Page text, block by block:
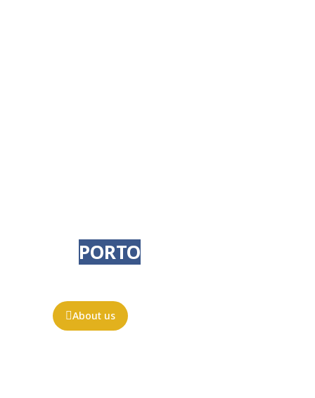
PORTO
About us